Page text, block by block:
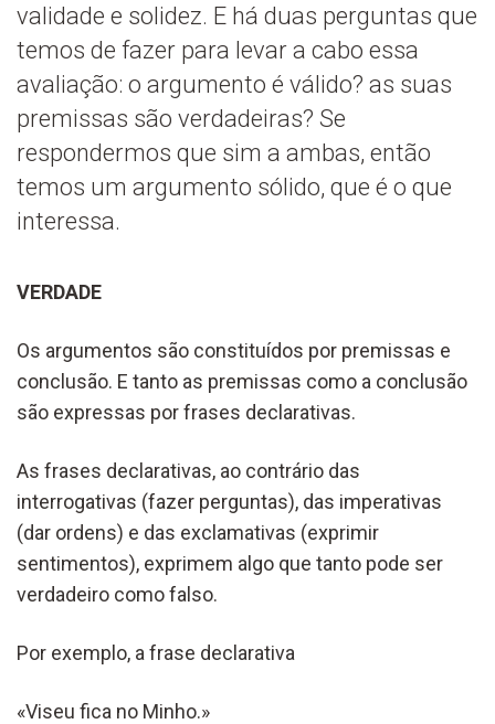
validade e solidez. E há duas perguntas que
temos de fazer para levar a cabo essa
avaliação: o argumento é válido? as suas
premissas são verdadeiras? Se
respondermos que sim a ambas, então
temos um argumento sólido, que é o que
interessa.
VERDADE
Os argumentos são constituídos por premissas e
conclusão. E tanto as premissas como a conclusão
são expressas por frases declarativas.
As frases declarativas, ao contrário das
interrogativas (fazer perguntas), das imperativas
(dar ordens) e das exclamativas (exprimir
sentimentos), exprimem algo que tanto pode ser
verdadeiro como falso.
Por exemplo, a frase declarativa
«Viseu fica no Minho.»